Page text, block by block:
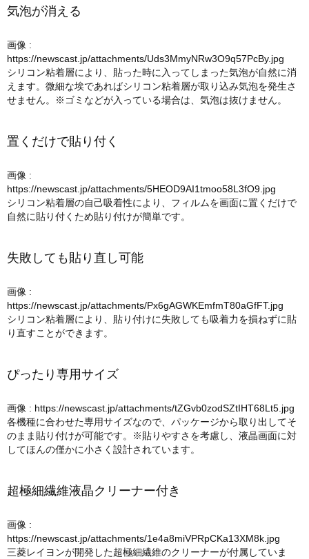
気泡が消える
画像 :
https://newscast.jp/attachments/Uds3MmyNRw3O9q57PcBy.jpg
シリコン粘着層により、貼った時に入ってしまった気泡が自然に消
えます。微細な埃であればシリコン粘着層が取り込み気泡を発生さ
せません。※ゴミなどが入っている場合は、気泡は抜けません。
置くだけで貼り付く
画像 :
https://newscast.jp/attachments/5HEOD9AI1tmoo58L3fO9.jpg
シリコン粘着層の自己吸着性により、フィルムを画面に置くだけで
自然に貼り付くため貼り付けが簡単です。
失敗しても貼り直し可能
画像 :
https://newscast.jp/attachments/Px6gAGWKEmfmT80aGfFT.jpg
シリコン粘着層により、貼り付けに失敗しても吸着力を損ねずに貼
り直すことができます。
ぴったり専用サイズ
画像 : https://newscast.jp/attachments/tZGvb0zodSZtIHT68Lt5.jpg
各機種に合わせた専用サイズなので、パッケージから取り出してそ
のまま貼り付けが可能です。※貼りやすさを考慮し、液晶画面に対
してほんの僅かに小さく設計されています。
超極細繊維液晶クリーナー付き
画像 :
https://newscast.jp/attachments/1e4a8miVPRpCKa13XM8k.jpg
三菱レイヨンが開発した超極細繊維のクリーナーが付属していま